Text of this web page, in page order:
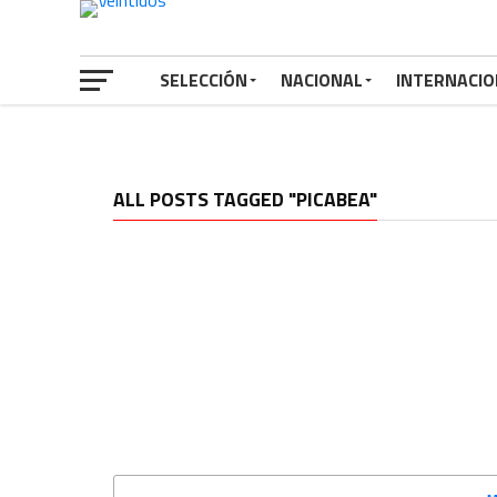
SELECCIÓN NACIONAL
ALL POSTS TAGGED "PICABEA"